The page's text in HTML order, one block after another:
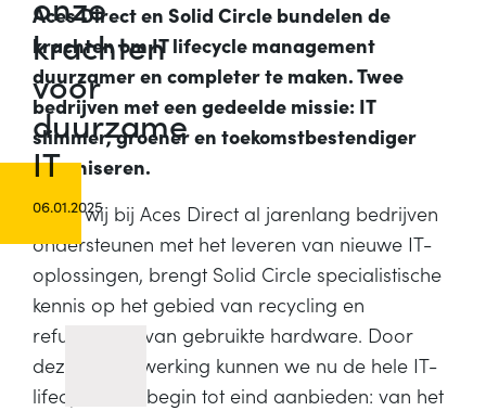
krachten
voor
duurzame
IT
06.01.2025
Aces Direct en Solid Circle bundelen de
krachten om IT lifecycle management
duurzamer en completer te maken. Twee
bedrijven met een gedeelde missie: IT
slimmer, groener en toekomstbestendiger
organiseren.
Waar wij bij Aces Direct al jarenlang bedrijven
ondersteunen met het leveren van nieuwe IT-
oplossingen, brengt Solid Circle specialistische
kennis op het gebied van recycling en
refurbishing van gebruikte hardware. Door
deze samenwerking kunnen we nu de hele IT-
lifecycle van begin tot eind aanbieden: van het